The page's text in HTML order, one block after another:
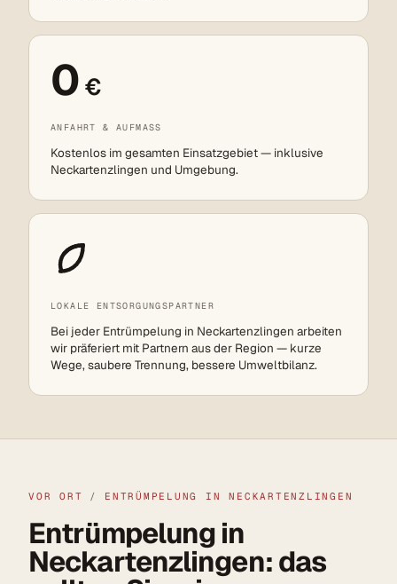
0 €
ANFAHRT & AUFMASS
Kostenlos im gesamten Einsatzgebiet — inklusive
Neckartenzlingen und Umgebung.
LOKALE ENTSORGUNGSPARTNER
Bei jeder Entrümpelung in Neckartenzlingen arbeiten
wir präferiert mit Partnern aus der Region — kurze
Wege, saubere Trennung, bessere Umweltbilanz.
VOR ORT / ENTRÜMPELUNG IN NECKARTENZLINGEN
Entrümpelung in
Neckartenzlingen: das